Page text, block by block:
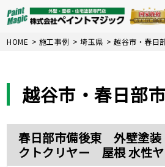
Skip
HOME > 施工事例 >埼玉県 >越谷市・春日
越谷市・春日部
春日部市備後東 外壁塗
クトクリヤー 屋根 水性